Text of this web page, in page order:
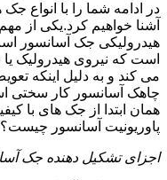
در ادامه شما را با انواع
آشنا خواهیم کرد.یکی از
هیدرولیکی جک آسانسور
است که نیروی هیدرولیک
می کند و به دلیل اینکه
چاهک آسانسور کار سختی
همان ابتدا از جک های با
پاوریونیت آسانسور چیست؟
اجزای تشکیل دهنده جک